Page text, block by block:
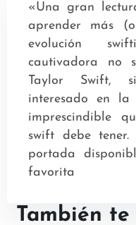
«Una gran
aprender más
evolución
cautivadora no
Taylor Swift,
interesado en
imprescindible
swift debe tener.
portada
favorita
También